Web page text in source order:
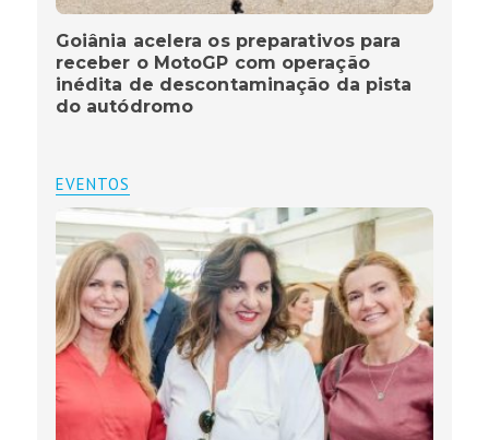
Goiânia acelera os preparativos para
receber o MotoGP com operação
inédita de descontaminação da pista
do autódromo
EVENTOS